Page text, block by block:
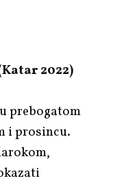
2022)
u prebogatom
i prosincu.